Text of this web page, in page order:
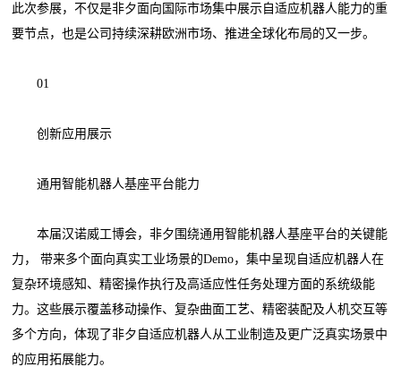
此次参展，不仅是非夕面向国际市场集中展示自适应机器人能力的重
要节点，也是公司持续深耕欧洲市场、推进全球化布局的又一步。
01
创新应用展示
通用智能机器人基座平台能力
本届汉诺威工博会，非夕围绕通用智能机器人基座平台的关键能
力， 带来多个面向真实工业场景的Demo，集中呈现自适应机器人在
复杂环境感知、精密操作执行及高适应性任务处理方面的系统级能
力。这些展示覆盖移动操作、复杂曲面工艺、精密装配及人机交互等
多个方向，体现了非夕自适应机器人从工业制造及更广泛真实场景中
的应用拓展能力。